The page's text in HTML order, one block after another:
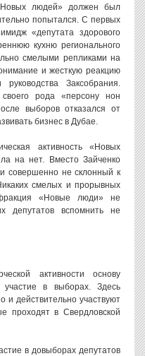
людей» должен был
попытался. С первых
«депутата здорового
кухню регионального
смелыми репликами на
и жесткую реакцию
Заксобрания.
рода «персону нон
выборов отказался от
бизнес в Дубае.
активность «Новых
на нет. Вместо Зайченко
совершенно не склонный к
смелых и прорывных
«Новые люди» не
депутатов вспомнить не
активности основу
участие в выборах. Здесь
и действительно участвуют
проходят в Свердловской
в довыборах депутатов